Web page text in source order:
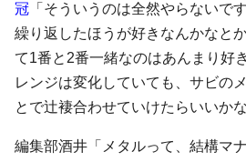
冠 「そういうのは全然やらないで
繰り返したほうが好きなんかなと
て1番と2番一緒なのはあんまり好
レンジは変化していても、サビの
とで辻褄合わせていけたらいいかな
編集部酒井「メタルって、結構マ